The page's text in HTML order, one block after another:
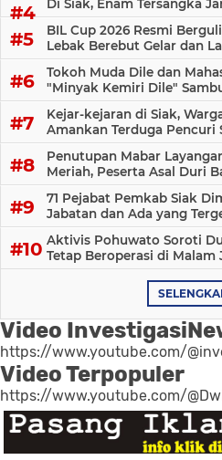
Di Siak, Enam Tersangka
BIL Cup 2026 Resmi
Lebak Berebut Gelar dan
Tokoh Muda Dile dan
"Minyak Kemiri Dile"
Kejar-kejaran di Siak,
Amankan Terduga Pencuri
Penutupan Mabar
Meriah, Peserta Asal Duri
71 Pejabat Pemkab Siak
Jabatan dan Ada yang
Aktivis Pohuwato Soroti
Tetap Beroperasi di Malam
Video
https://www.youtube.com/
Video Terpopuler
https://www.youtube.com/